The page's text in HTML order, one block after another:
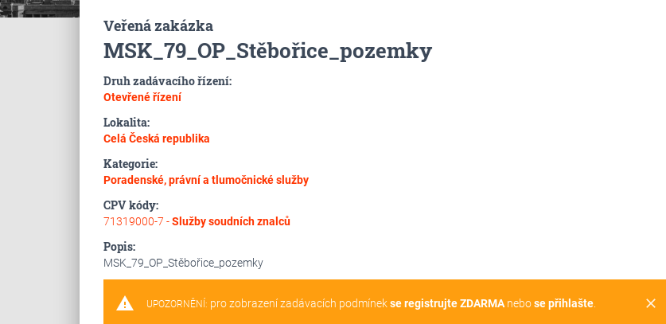
Veřená zakázka
MSK_79_OP_Stěbořice_pozemky
Druh zadávacího řízení:
Otevřené řízení
Lokalita:
Celá Česká republika
Kategorie:
Poradenské, právní a tlumočnické služby
CPV kódy:
71319000-7 -Služby soudních znalců
Popis:
MSK_79_OP_Stěbořice_pozemky
warning clear
UPOZORNĚNÍ: pro zobrazení zadávacích podmínekse registrujte ZDARMAnebose přihlašte.